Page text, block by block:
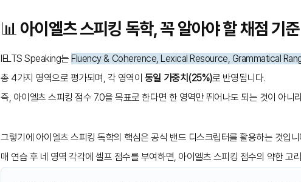
📊 아이엘츠 스피킹 독학, 꼭 알아야 할 채점 기준
IELTS Speaking는Fluency & Coherence, Lexical Resource, Grammatical
총 4가지 영역으로 평가되며, 각 영역이 동일 가중치(25%)로 반영됩니다.
즉, 아이엘츠 스피킹 점수 7.0을 목표로 한다면 한 영역만 뛰어나도 되는 것이 아니
그렇기에 아이엘츠 스피킹 독학의 핵심은 공식 밴드 디스크립터를 활용하는 것입니
매 연습 후 네 영역 각각에 셀프 점수를 부여하면, 아이엘츠 스피킹 점수의 약한 고